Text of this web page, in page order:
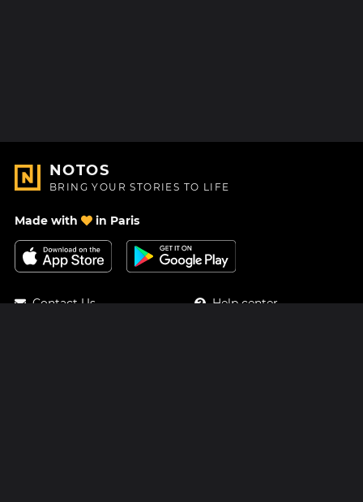
NOTOS
BRING YOUR STORIES TO LIFE
Made with in Paris
Contact Us
Help center